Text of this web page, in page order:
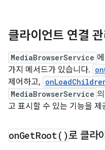
클라이언트 연결 관
MediaBrowserService
가지 메서드가 있습니다.
제어하고,
MediaBrowserService
고 표시할 수 있는 기능을 제
onGetRoot( )로 클라